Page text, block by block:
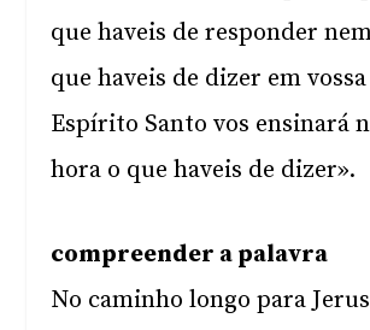
que haveis de responder
que haveis de dizer em
Espírito Santo vos ensinará
hora o que haveis de dizer».
compreender a palavra
No caminho longo para